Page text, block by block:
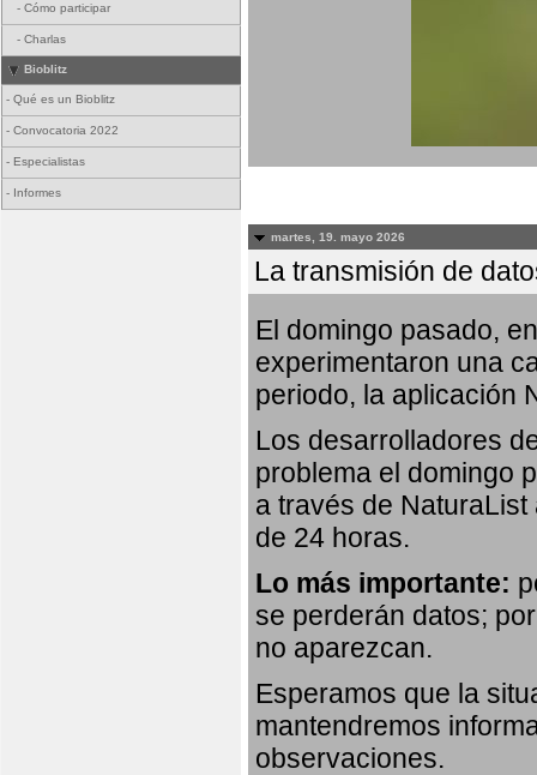
- Cómo participar
- Charlas
Bioblitz
- Qué es un Bioblitz
- Convocatoria 2022
- Especialistas
- Informes
martes, 19. mayo 2026
La transmisión de
El domingo pasado,
experimentaron una
periodo, la aplicación
Los desarrolladores
problema el domingo
a través de
de 24 horas.
Lo más importante:
se perderán datos;
no aparezcan.
Esperamos que la
mantendremos
observaciones.